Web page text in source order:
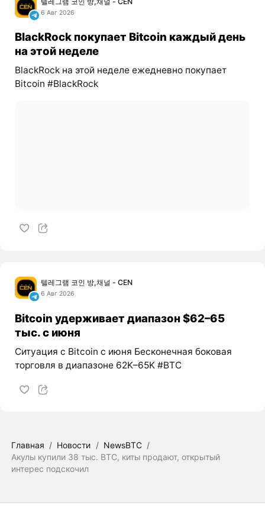
6 Авг 2026
BlackRock покупает Bitcoin каждый день
на этой неделе
BlackRock на этой неделе ежедневно покупает
Bitcoin #BlackRock
텔레그램 코인 방,채널 - CEN
6 Авг 2026
Bitcoin удерживает диапазон $62–65
тыс. с июня
Ситуация с Bitcoin с июня Бесконечная боковая
торговля в диапазоне 62K–65K #BTC
Главная / Новости / NewsBTC /
Акулы купили 38 тыс. BTC, киты продают, открытый
интерес подскочил